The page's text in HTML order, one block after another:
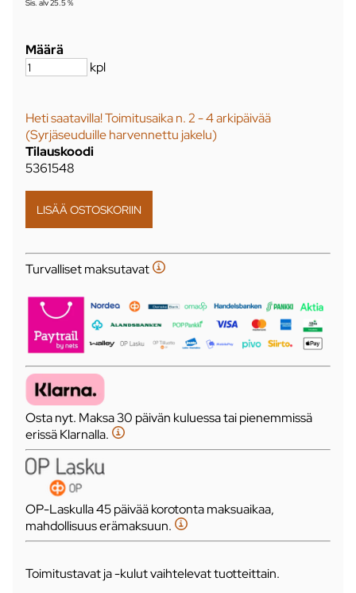
Sis. alv 25.5 %
Määrä
kpl
Heti saatavilla! Toimitusaika n. 2 - 4 arkipäivää
(Syrjäseuduille harvennettu jakelu)
Tilauskoodi
5361548
Turvalliset maksutavat
Osta nyt. Maksa 30 päivän kuluessa tai pienemmissä
erissä Klarnalla.
OP-Laskulla 45 päivää korotonta maksuaikaa,
mahdollisuus erämaksuun.
Toimitustavat ja -kulut vaihtelevat tuotteittain.